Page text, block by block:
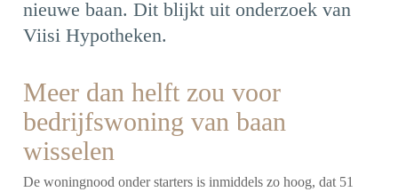
nieuwe baan. Dit blijkt uit onderzoek van
Viisi Hypotheken.
Meer dan helft zou voor
bedrijfswoning van baan
wisselen
De woningnood onder starters is inmiddels zo hoog, dat 51